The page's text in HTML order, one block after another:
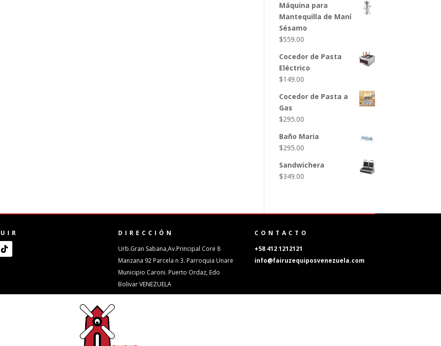
Máquina para
Mantequilla de Maní
Sésamo
$559.00
Cocedor de Pasta
Eléctrico
$149.00
Cocedor de Pasta a
Gas
$295.00
Baño Maria
$295.00
Sandwichera
$349.00
DIRECCIÓN
Urb.Gran Sabana,Av.Principal Core 8
Manzana 92 Parcela n 3. Parroquia Unare
Municipio Caroni. Puerto Ordaz, Edo
Bolivar VENEZUELA
CONTACTO
+58 412 1212121
info@fairuzequiposvenezuela.com